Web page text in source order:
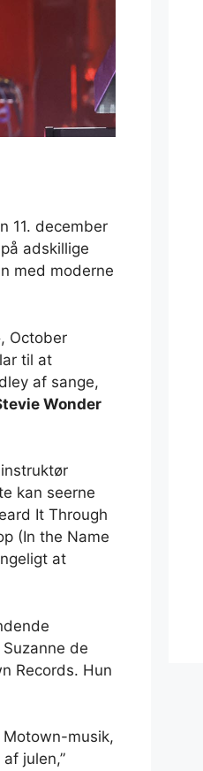
11. december
adskillige
med moderne
October
til at
af sange,
Wonder
kan seerne
It Through
(In the Name
at
de
Records. Hun
Motown-musik,
julen,”